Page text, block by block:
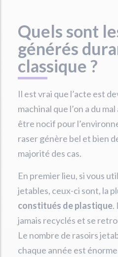
Quels sont
générés
classique ?
Il est vrai que l’acte est
machinal que l’on a du
être nocif pour
raser génère bel et bien
majorité des cas.
En premier lieu, si vous
jetables, ceux-ci sont, la
constitués de plastique.
jamais recyclés et se
Le nombre de rasoirs
chaque année est